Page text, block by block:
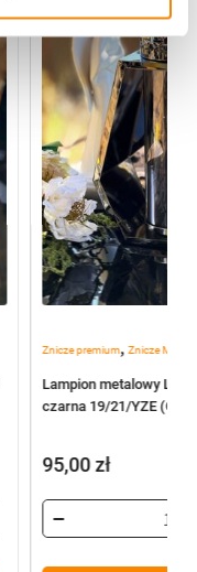
Znicze premium,Znicze
Lampion metalowy
czarna 19/21/YZE
95,00zł